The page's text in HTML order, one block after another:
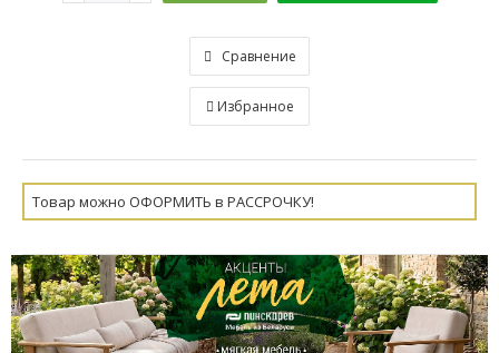
Сравнение
Избранное
Товар можно ОФОРМИТЬ в РАССРОЧКУ!